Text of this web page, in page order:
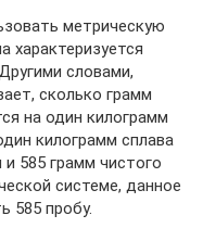
метрическую
характеризуется
словами,
сколько грамм
на один килограмм
килограмм сплава
585 грамм чистого
системе, данное
585 пробу.